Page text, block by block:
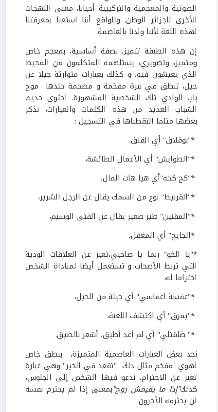
الصوتية والمعجمية والتركيبية أحيانا، معنى اللهجات
الأخرى للجزائر الوطن. والواقع أننا استعنا بمعرفتنا
لهذه اللغة لأننا ولدنا بالعاصمة.
إن هذه الطبقة تتميز، بصفة أساسية، بمعجم خاص
ومتميز، وتصويري، يستلهمه المتكلمون من المحيط
الذي يعيشون فيه، و كذلك بعبارات متوارثة جيلا عن
جيل، تنطق في نبرة مفخمة و مضخمة خلدها موح
باب الوادي تلك الشخصية المشهورة. احتوى حديث
الشباب العديد من هذه الكلمات والعبارات، نذكر
بعضها مثلما التقطناها في التسجيل :
*"بوقلاق" أي القلق،
*"الطوايش" أي الأعمال الطائشة،
*"كح كحه"أي هيا هات المال،
*"القرنيط" نوع من السمك يقال عن الرجل الشرير،
*"المقنين" طير صغير يقال عن الفتى الوسيم،
*الجايح" أي المغفل،
*"يا الخو" ربما يا صاحبي،تعبر عن العلاقات الودية
التي تربط الأصحاب و تستعمل أيضا لمناداة الشخص
احتراما له،
*"عفسة اعفاسي" أي حيلة من الحيل،
*"يمرق" أي اكتشف اللعبة،
*" ضاقتلي" أي لم أعد أطيق، أشعر بالضيق.
نجد بعض العبارات العاصمية المتميزة، بنطق خاص
لهوي مفخم مثال ذلك "تقعد في الخير" وهي عبارة
تعبر عن الاحترام، ندعو فيها الشخص إلى الجلوس،
كذلك"إذا ما يقيمش روح"بمعنى إذا لم يحترم نفسه
لن يحترمه الآخرون.